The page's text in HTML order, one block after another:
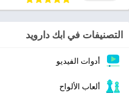
التصنيفات في ابك دارويد
أدوات الفيديو
ألعاب الألواح